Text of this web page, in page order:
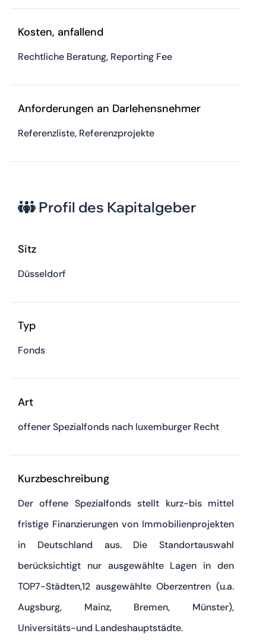
Kosten, anfallend
Rechtliche Beratung, Reporting Fee
Anforderungen an Darlehensnehmer
Referenzliste, Referenzprojekte
Profil des Kapitalgeber
Sitz
Düsseldorf
Typ
Fonds
Art
offener Spezialfonds nach luxemburger Recht
Kurzbeschreibung
Der offene Spezialfonds stellt kurz-bis mittel
fristige Finanzierungen von Immobilienprojekten
in Deutschland aus. Die Standortauswahl
berücksichtigt nur ausgewählte Lagen in den
TOP7-Städten,12 ausgewählte Oberzentren (u.a.
Augsburg, Mainz, Bremen, Münster),
Universitäts-und Landeshauptstädte.